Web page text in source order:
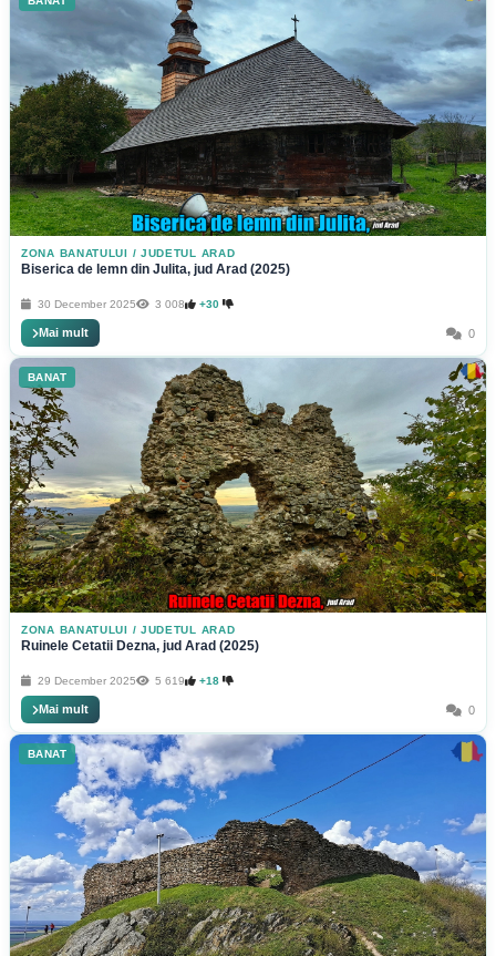
ZONA BANATULUI / JUDETUL ARAD
Biserica de lemn din Julita, jud Arad (2025)
30 December 2025 3 008 +30
Mai mult 0
BANAT
ZONA BANATULUI / JUDETUL ARAD
Ruinele Cetatii Dezna, jud Arad (2025)
29 December 2025 5 619 +18
Mai mult 0
BANAT